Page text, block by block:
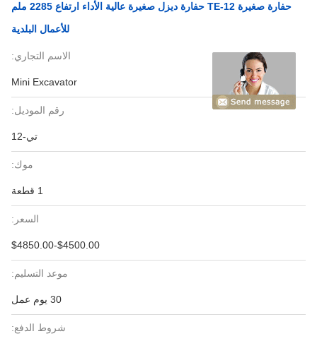
حفارة صغيرة TE-12 حفارة ديزل صغيرة عالية الأداء ارتفاع 2285 ملم
للأعمال البلدية
الاسم التجاري:
Mini Excavator
رقم الموديل:
تي-12
موك:
السعر:
$4500.00-$4850.00
موعد التسليم:
30 يوم عمل
شروط الدفع: